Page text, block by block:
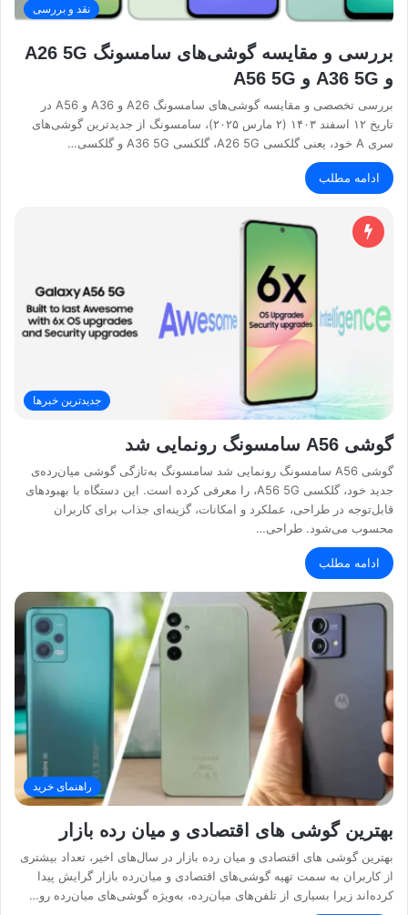
نقد و بررسی
بررسی و مقایسه گوشی‌های سامسونگ A26 5G
و A36 5G و A56 5G
بررسی تخصصی و مقایسه گوشی‌های سامسونگ A26 و A36 و A56 در
تاریخ ۱۲ اسفند ۱۴۰۳ (۲ مارس ۲۰۲۵)، سامسونگ از جدیدترین گوشی‌های
سری A خود، یعنی گلکسی A26 5G، گلکسی A36 5G و گلکسی…
ادامه مطلب
جدیدترین خبرها
گوشی A56 سامسونگ رونمایی شد
گوشی A56 سامسونگ رونمایی شد سامسونگ به‌تازگی گوشی میان‌رده‌ی
جدید خود، گلکسی A56 5G، را معرفی کرده است. این دستگاه با بهبودهای
قابل‌توجه در طراحی، عملکرد و امکانات، گزینه‌ای جذاب برای کاربران
محسوب می‌شود. طراحی…
ادامه مطلب
راهنمای خرید
بهترین گوشی‌ های اقتصادی و میان‌ رده بازار
بهترین گوشی‌ های اقتصادی و میان‌ رده بازار در سال‌های اخیر، تعداد بیشتری
از کاربران به سمت تهیه گوشی‌های اقتصادی و میان‌رده بازار گرایش پیدا
کرده‌اند زیرا بسیاری از تلفن‌های میان‌رده، به‌ویژه گوشی‌های میان‌رده‌ رو…